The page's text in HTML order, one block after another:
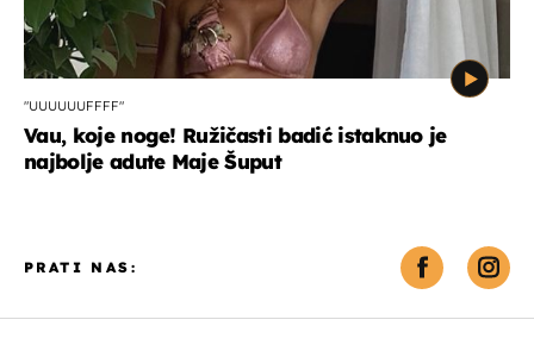
"UUUUUUFFFF"
Vau, koje noge! Ružičasti badić istaknuo je
najbolje adute Maje Šuput
PRATI NAS: